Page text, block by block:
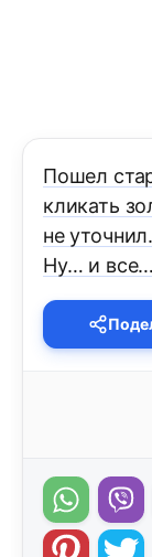
Пошел
кликать
не
Ну… и все…